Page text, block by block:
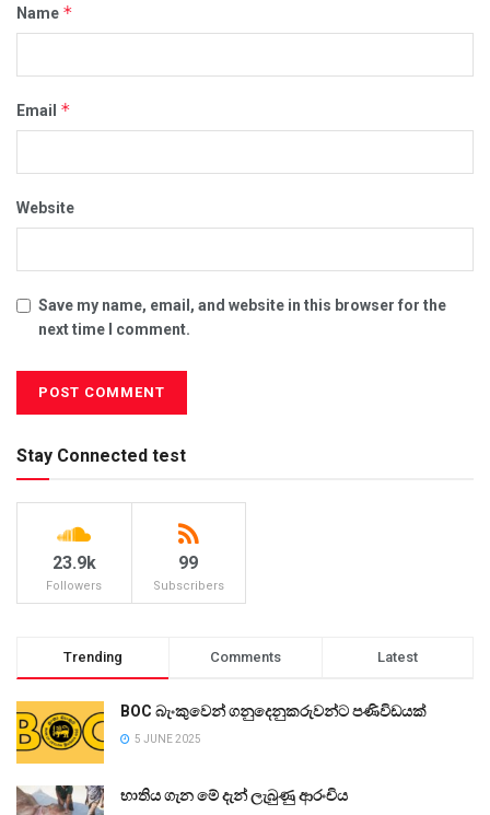
Name *
Email *
Website
Save my name, email, and website in this browser for the
next time I comment.
Stay Connected test
23.9k
Followers
99
Subscribers
Trending Comments Latest
BOC බැංකුවෙන් ගනුදෙනුකරුවන්ට පණිවිඩයක්
5 JUNE 2025
භාතිය ගැන මේ දැන් ලැබුණු ආරංචිය